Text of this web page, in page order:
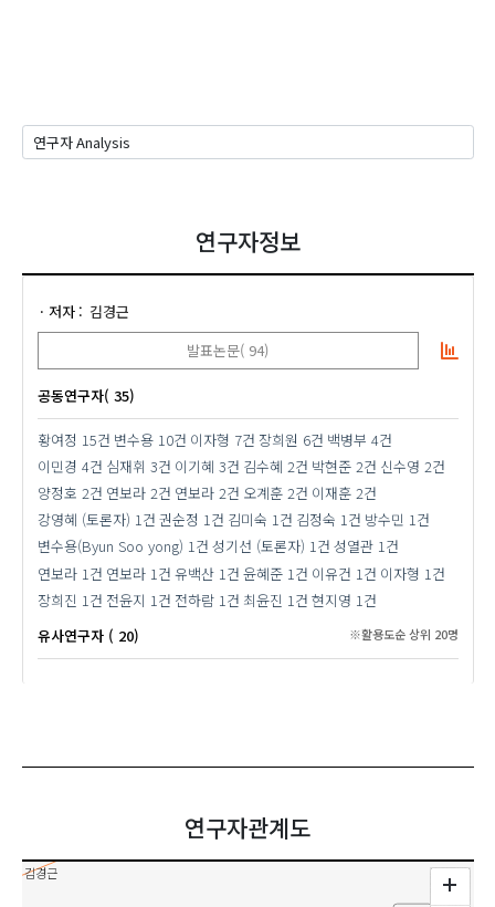
연구자정보
저자
김경근
발표논문( 94)
공동연구자( 35)
황여정 15건 변수용 10건 이자형 7건 장희원 6건 백병부 4건
이민경 4건 심재휘 3건 이기혜 3건 김수혜 2건 박현준 2건 신수영 2건
양정호 2건 연보라 2건 연보라 2건 오계훈 2건 이재훈 2건
강영혜 (토론자) 1건 권순정 1건 김미숙 1건 김정숙 1건 방수민 1건
변수용(Byun Soo yong) 1건 성기선 (토론자) 1건 성열관 1건
연보라 1건 연보라 1건 유백산 1건 윤혜준 1건 이유건 1건 이자형 1건
장희진 1건 전윤지 1건 전하람 1건 최윤진 1건 현지영 1건
유사연구자 ( 20)
※활용도순 상위 20명
연구자관계도
김경근